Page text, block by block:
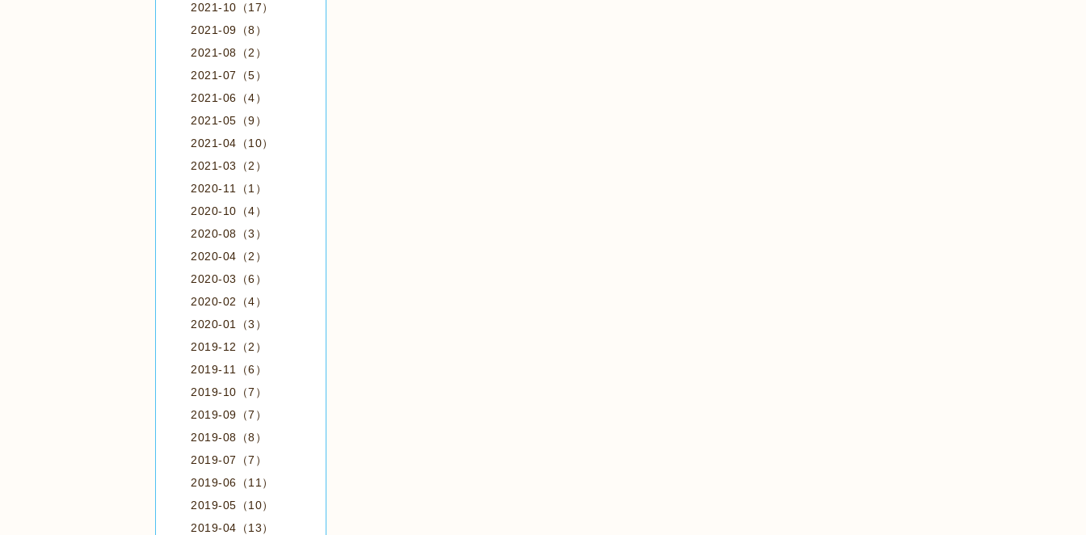
2021-10（17）
2021-09（8）
2021-08（2）
2021-07（5）
2021-06（4）
2021-05（9）
2021-04（10）
2021-03（2）
2020-11（1）
2020-10（4）
2020-08（3）
2020-04（2）
2020-03（6）
2020-02（4）
2020-01（3）
2019-12（2）
2019-11（6）
2019-10（7）
2019-09（7）
2019-08（8）
2019-07（7）
2019-06（11）
2019-05（10）
2019-04（13）